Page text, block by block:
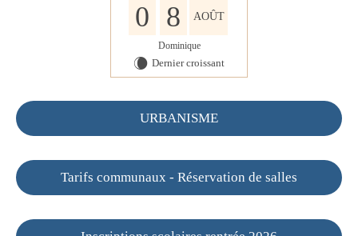
0 8 AOÛT
Dominique
W Dernier croissant
URBANISME
Tarifs communaux - Réservation de salles